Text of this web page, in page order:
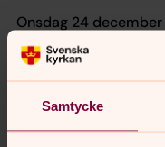
Samtycke
Onsdag 24 december
Samling vid krubban
Synpunkter